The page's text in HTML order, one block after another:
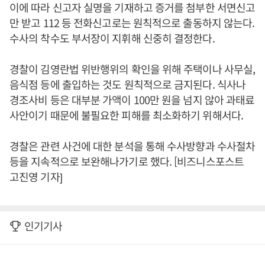
이에 따라 신고자 실명을 기재하고 증거를 첨부한 서면신고
만 받고 112 등 전화신고로는 원칙적으로 출동하지 않는다.
수사의 착수도 부서장이 지휘해 신중히 결정한다.
경찰이 김영란법 위반행위의 확인을 위해 주택이나 사무실,
음식점 등에 출입하는 것도 원칙적으로 금지된다. 식사나
경조사비 등은 대부분 가액이 100만 원을 넘지 않아 과태료
사안이기 때문에 불필요한 피해를 최소화하기 위해서다.
경찰은 관련 사건에 대한 분석을 통해 수사방향과 수사절차
등을 지속적으로 보완해나가기로 했다. [비즈니스포스트
고진영 기자]
인기기사